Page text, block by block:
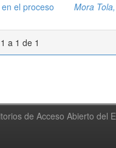
el proceso
Mora
a 1 de 1
de Acceso Abierto del